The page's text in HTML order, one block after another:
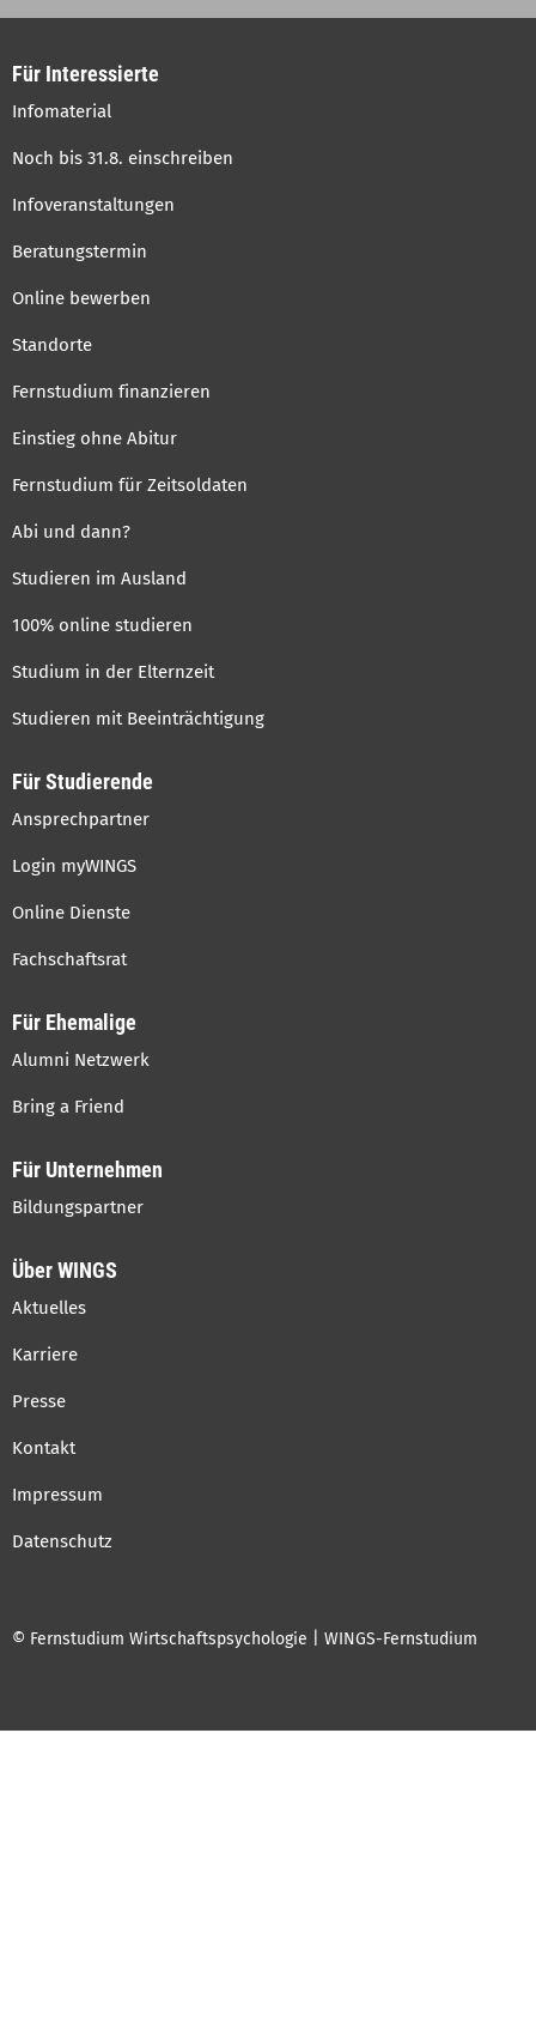
links
Für Interessierte
Infomaterial
Noch bis 31.8. einschreiben
Infoveranstaltungen
Beratungstermin
Online bewerben
Standorte
Fernstudium finanzieren
Einstieg ohne Abitur
Fernstudium für Zeitsoldaten
Abi und dann?
Studieren im Ausland
100% online studieren
Studium in der Elternzeit
Studieren mit Beeinträchtigung
Für Studierende
Ansprechpartner
Login myWINGS
Online Dienste
Fachschaftsrat
Für Ehemalige
Alumni Netzwerk
Bring a Friend
Für Unternehmen
Bildungspartner
Über WINGS
Aktuelles
Karriere
Presse
Kontakt
Impressum
Datenschutz
© Fernstudium Wirtschaftspsychologie | WINGS-Fernstudium